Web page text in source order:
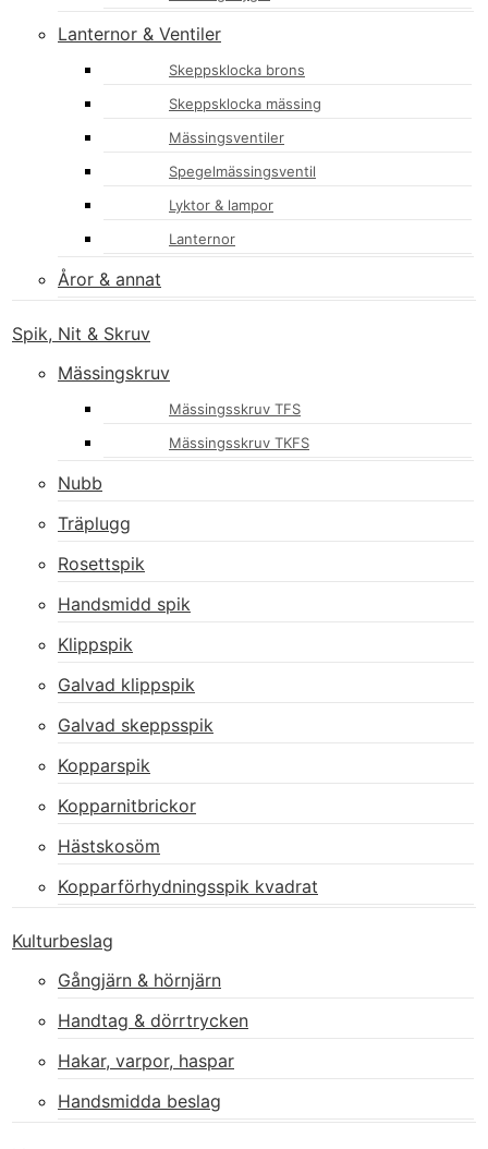
Lanternor & Ventiler
Skeppsklocka brons
Skeppsklocka mässing
Mässingsventiler
Spegelmässingsventil
Lyktor & lampor
Lanternor
Åror & annat
Spik, Nit & Skruv
Mässingskruv
Mässingsskruv TFS
Mässingsskruv TKFS
Nubb
Träplugg
Rosettspik
Handsmidd spik
Klippspik
Galvad klippspik
Galvad skeppsspik
Kopparspik
Kopparnitbrickor
Hästskosöm
Kopparförhydningsspik kvadrat
Kulturbeslag
Gångjärn & hörnjärn
Handtag & dörrtrycken
Hakar, varpor, haspar
Handsmidda beslag